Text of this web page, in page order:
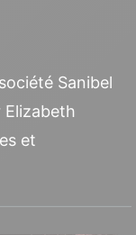
Sanibel
Elizabeth
et